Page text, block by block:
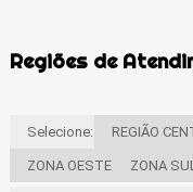
Regiões de
Selecione: REGIÃO
ZONA OESTE ZONA SUL